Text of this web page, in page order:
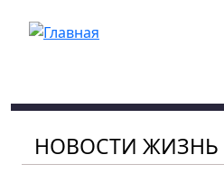
НОВОСТИ ЖИЗНЬ